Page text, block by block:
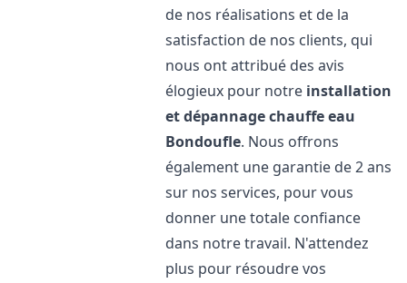
de nos réalisations et de la
satisfaction de nos clients, qui
nous ont attribué des avis
élogieux pour notre installation
et dépannage chauffe eau
Bondoufle. Nous offrons
également une garantie de 2 ans
sur nos services, pour vous
donner une totale confiance
dans notre travail. N'attendez
plus pour résoudre vos